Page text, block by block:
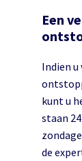
Een
Indien
kunt u
staan
de